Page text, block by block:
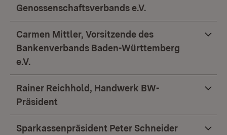
Genossenschaftsverbands e.V.
Carmen Mittler, Vorsitzende des
Bankenverbands Baden-Württemberg
e.V.
Rainer Reichhold, Handwerk BW-
Präsident
Sparkassenpräsident Peter Schneider